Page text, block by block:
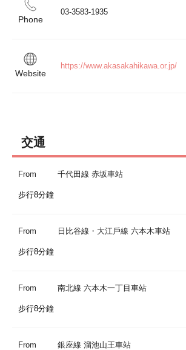
Phone
03-3583-1935
Website
https://www.akasakahikawa.or.jp/
交通
From 千代田線 赤坂車站
步行8分鐘
From 日比谷線・大江戶線 六本木車站
步行8分鐘
From 南北線 六本木一丁目車站
步行8分鐘
From 銀座線 溜池山王車站